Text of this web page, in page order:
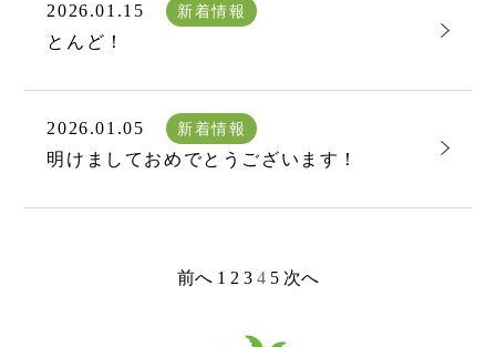
2026.01.15 新着情報
とんど！
2026.01.05 新着情報
明けましておめでとうございます！
前へ 1 2 3 4 5 次へ